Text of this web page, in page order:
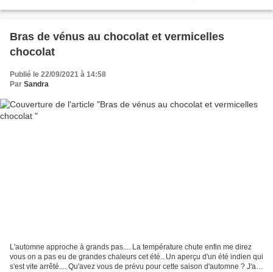
Bras de vénus au chocolat et vermicelles
chocolat
Publié le 22/09/2021 à 14:58
Par Sandra
L'automne approche à grands pas.... La température chute enfin me direz
vous on a pas eu de grandes chaleurs cet été.. Un aperçu d'un été indien qui
s'est vite arrêté.... Qu'avez vous de prévu pour cette saison d'automne ? J'ai